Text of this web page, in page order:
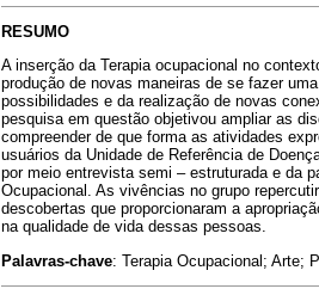
RESUMO
A inserção da Terapia ocupacional no
produção de novas maneiras de se fazer
possibilidades e da realização de novas
pesquisa em questão objetivou ampliar as
compreender de que forma as atividades
usuários da Unidade de Referência de
por meio entrevista semi – estruturada e da
Ocupacional. As vivências no grupo
descobertas que proporcionaram a
na qualidade de vida dessas pessoas.
Palavras-chave: Terapia Ocupacional; Arte;